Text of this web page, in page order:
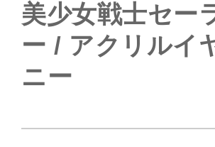
美少女戦士セー
ー / アクリルイ
ニー